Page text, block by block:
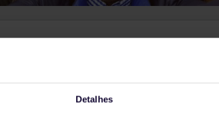
Detalhes
London St Pancras
Reserva opcional